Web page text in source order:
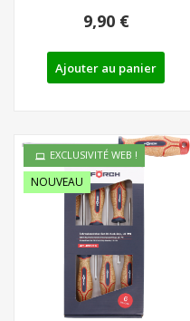
9,90 €
Ajouter au panier
EXCLUSIVITÉ WEB !
NOUVEAU